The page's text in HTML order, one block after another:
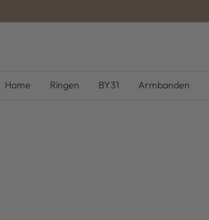
Home Ringen BY31 Armbanden